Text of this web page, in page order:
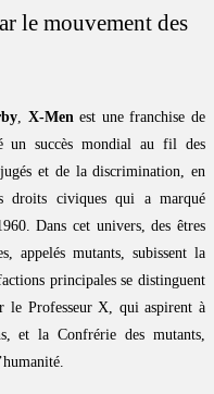
le mouvement des
, X-Men est une franchise de
un succès mondial au fil des
et de la discrimination, en
droits civiques qui a marqué
Dans cet univers, des êtres
appelés mutants, subissent la
principales se distinguent
le Professeur X, qui aspirent à
et la Confrérie des mutants,